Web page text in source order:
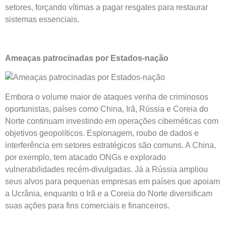
setores, forçando vítimas a pagar resgates para restaurar
sistemas essenciais.
Ameaças patrocinadas por Estados-nação
Embora o volume maior de ataques venha de criminosos
oportunistas, países como China, Irã, Rússia e Coreia do
Norte continuam investindo em operações cibernéticas com
objetivos geopolíticos. Espionagem, roubo de dados e
interferência em setores estratégicos são comuns. A China,
por exemplo, tem atacado ONGs e explorado
vulnerabilidades recém-divulgadas. Já a Rússia ampliou
seus alvos para pequenas empresas em países que apoiam
a Ucrânia, enquanto o Irã e a Coreia do Norte diversificam
suas ações para fins comerciais e financeiros.